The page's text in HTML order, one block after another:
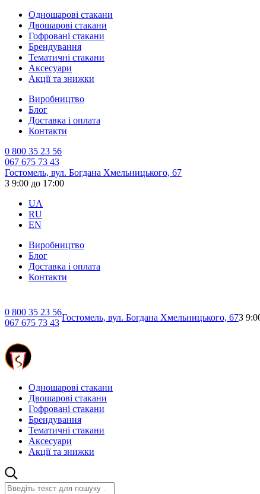
Одношарові стакани
Двошарові стакани
Гофровані стакани
Брендування
Тематичні стакани
Аксесуари
Акції та знижки
Виробництво
Блог
Доставка і оплата
Контакти
0 800 35 23 56
067 675 73 43
Гостомель, вул. Богдана Хмельницького, 67
З 9:00 до 17:00
UA
RU
EN
Виробництво
Блог
Доставка і оплата
Контакти
0 800 35 23 56
067 675 73 43
Гостомель, вул. Богдана Хмельницького, 67З
Одношарові стакани
Двошарові стакани
Гофровані стакани
Брендування
Тематичні стакани
Аксесуари
Акції та знижки